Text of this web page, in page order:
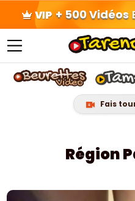
+ 500 Vidéos
Fais
Région